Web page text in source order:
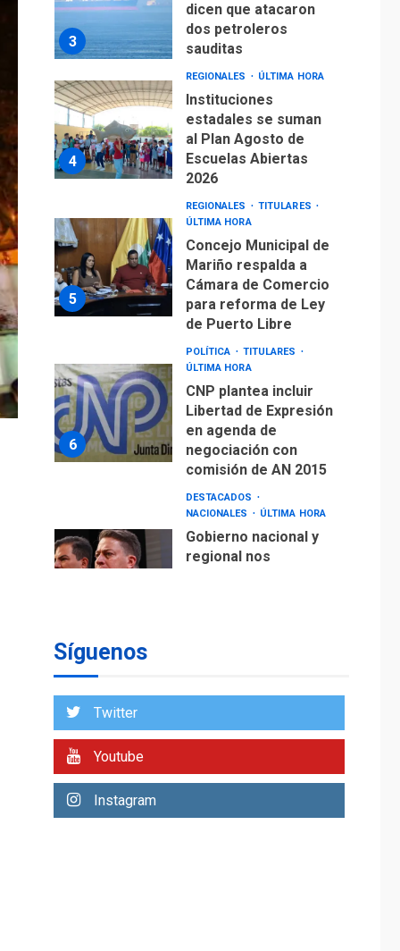
3
dicen que atacaron
dos petroleros
sauditas
4
REGIONALES ÚLTIMA HORA
Instituciones
estadales se suman
al Plan Agosto de
Escuelas Abiertas
2026
5
REGIONALES
TITULARES
ÚLTIMA HORA
Concejo Municipal de
Mariño respalda a
Cámara de Comercio
para reforma de Ley
de Puerto Libre
6
POLÍTICA
TITULARES
ÚLTIMA HORA
CNP plantea incluir
Libertad de Expresión
en agenda de
negociación con
comisión de AN 2015
DESTACADOS
NACIONALES
ÚLTIMA HORA
Gobierno nacional y
regional nos
1
ÚLTIMA HORA
operaciones de carga
Aeropuerto de
Síguenos
Twitter
Youtube
Instagram